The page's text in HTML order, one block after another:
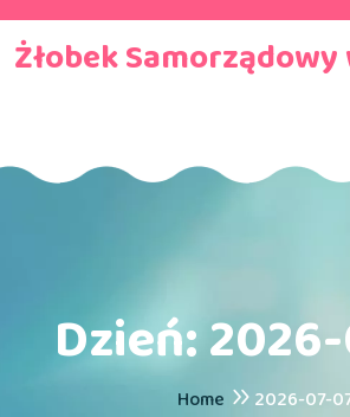
Żłobek
Dzień:
Home 2026-07-